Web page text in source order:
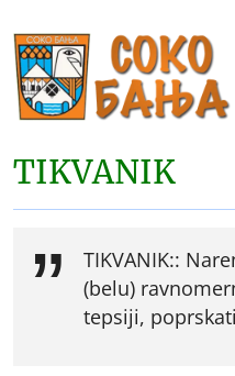
TIKVANIK
TIKVANIK::
(belu)
tepsiji,